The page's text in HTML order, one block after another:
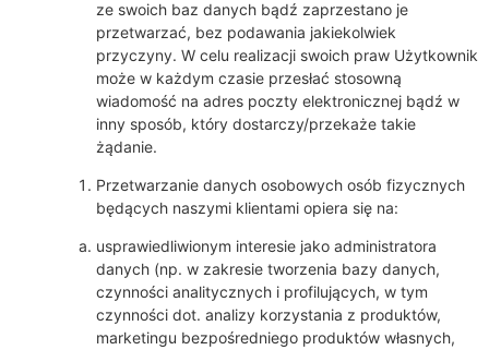
ze swoich baz danych bądź zaprzestano je
przetwarzać, bez podawania jakiekolwiek
przyczyny. W celu realizacji swoich praw Użytkownik
może w każdym czasie przesłać stosowną
wiadomość na adres poczty elektronicznej bądź w
inny sposób, który dostarczy/przekaże takie
żądanie.
Przetwarzanie danych osobowych osób fizycznych
będących naszymi klientami opiera się na:
usprawiedliwionym interesie jako administratora
danych (np. w zakresie tworzenia bazy danych,
czynności analitycznych i profilujących, w tym
czynności dot. analizy korzystania z produktów,
marketingu bezpośredniego produktów własnych,